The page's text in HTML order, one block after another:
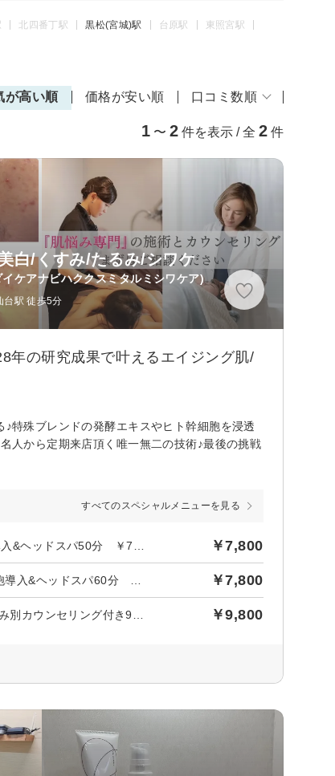
北四番丁駅 黒松(宮城)駅 台原駅
東照宮駅
が高い順 価格が安い順 口コミ数順
1 〜 2 件を表示 / 全 2 件
白/くすみ/たるみ/シワケ
ケアナビハククスミタルミシワケア)
台駅 徒歩5分
年の研究成果で叶えるエイジング肌/
特殊ブレンドの発酵エキスやヒト幹細胞を浸透
人から定期来店頂く唯一無二の技術♪最後の挑戦
すべてのスペシャルメニューを見る
￥7,800
￥7,800
￥9,800